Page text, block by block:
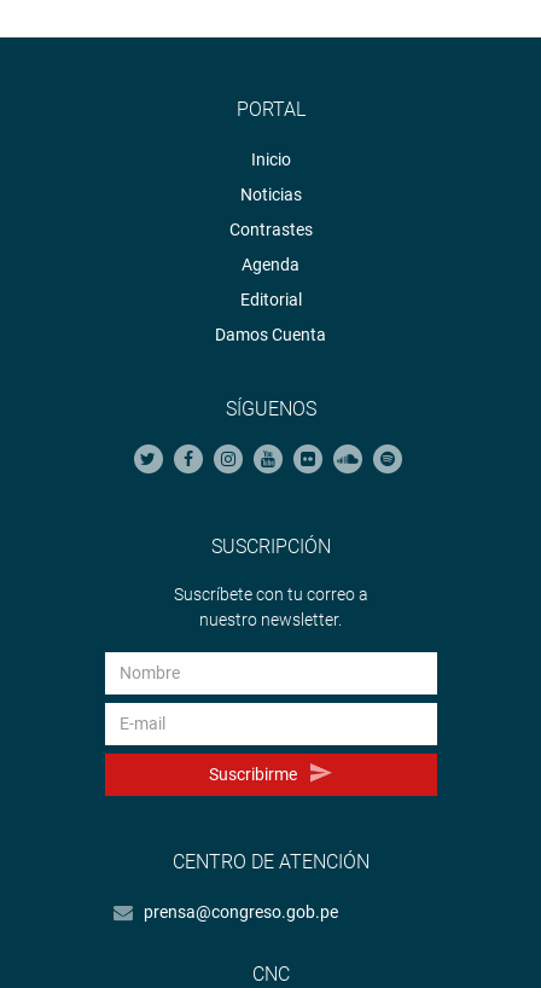
PORTAL
Inicio
Noticias
Contrastes
Agenda
Editorial
Damos Cuenta
SÍGUENOS
SUSCRIPCIÓN
Suscríbete con tu correo a
nuestro newsletter.
Suscribirme
CENTRO DE ATENCIÓN
prensa@congreso.gob.pe
CNC